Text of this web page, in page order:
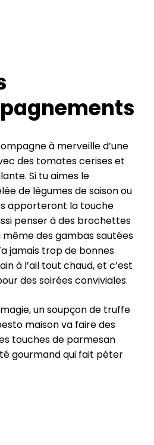
à merveille d’une
des tomates cerises et
Si tu aimes le
de légumes de saison ou
apporteront la touche
penser à des brochettes
des gambas sautées
jamais trop de bonnes
à l’ail tout chaud, et c’est
des soirées conviviales.
un soupçon de truffe
maison va faire des
touches de parmesan
gourmand qui fait péter